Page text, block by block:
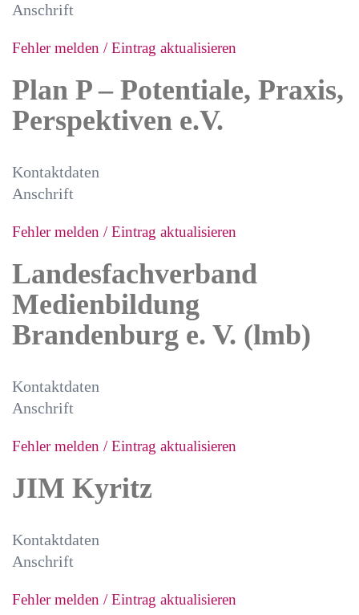
Anschrift
Fehler melden / Eintrag aktualisieren
Plan P – Potentiale, Praxis,
Perspektiven e.V.
Kontaktdaten
Anschrift
Fehler melden / Eintrag aktualisieren
Landesfachverband
Medienbildung
Brandenburg e. V. (lmb)
Kontaktdaten
Anschrift
Fehler melden / Eintrag aktualisieren
JIM Kyritz
Kontaktdaten
Anschrift
Fehler melden / Eintrag aktualisieren